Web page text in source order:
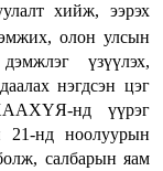
хийж, ээрэх
олон улсын
үзүүлэх,
нэгдсэн цэг
нд үүрэг
21-нд ноолуурын
салбарын яам